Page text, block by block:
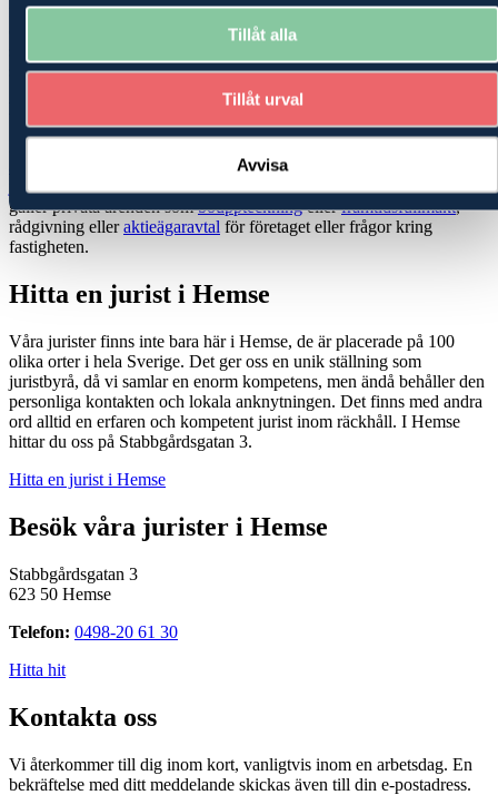
Tillåt alla
Tillåt urval
Avvisa
familjerätt som mer specialiserade frågor inom exempelvis mark-
och miljörätt, värdering och arrende. Eftersom förutsättningarna
stor vikt vid att anpassa vår rådgivning till just dina behov.
Så undviker du de vanligaste affärsjuridiska fällorna
som ska förhindra problem i framtiden? Ta hjälp av en
juristbyråmed professionella och erfarna jurister – oavsett om det
gäller privata ärenden sombouppteckningellerframtidsfullmakt,
rådgivning elleraktieägaravtal för företaget eller frågor kring
fastigheten.
Hitta en jurist i Hemse
Våra jurister finns inte bara här i Hemse, de är placerade på 100
olika orter i hela Sverige. Det ger oss en unik ställning som
juristbyrå, då vi samlar en enorm kompetens, men ändå behåller den
personliga kontakten och lokala anknytningen. Det finns med andra
ord alltid en erfaren och kompetent jurist inom räckhåll. I Hemse
hittar du oss på Stabbgårdsgatan 3.
Hitta en jurist i Hemse
Besök våra jurister i Hemse
Stabbgårdsgatan 3
623 50 Hemse
Telefon: 0498-20 61 30
Hitta hit
Kontakta oss
Vi återkommer till dig inom kort, vanligtvis inom en arbetsdag. En
bekräftelse med ditt meddelande skickas även till din e-postadress.